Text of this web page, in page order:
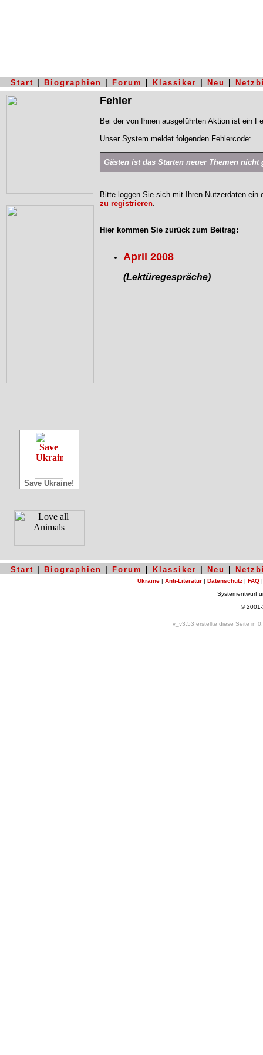
Start Biographien Forum Klassiker Neu
Save Ukraine!
Fehler
Bei der von Ihnen ausgeführten Aktion ist ein
Unser System meldet folgenden Fehlercode:
Gästen ist das Starten neuer Themen nicht
Bitte loggen Sie sich mit Ihren Nutzerdaten
zu registrieren.
Hier kommen Sie zurück zum Beitrag:
April 2008
(Lektüregespräche)
Start Biographien Forum Klassiker Neu
Ukraine | Anti-Literatur | Datenschutz | FAQ
Systementwurf
©
v_v3.53 erstellte diese Seite in